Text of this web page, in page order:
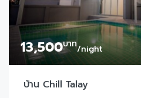
13,500บาท/night
บ้าน Chill Talay